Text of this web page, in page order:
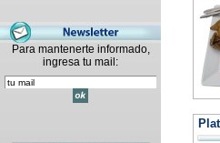
Para mantenerte informado,
ingresa tu mail: